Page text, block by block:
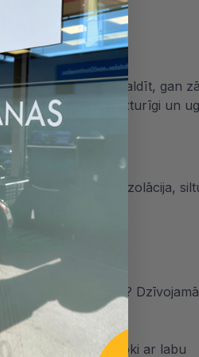
materiāls.
blokusvar gan skaldīt, gan
ēkā, turklāt tie ir izturīgi un
skaņas izolācija,
ko tieši būvējam?
atšķiras.
uzstādīšana. Bloki ar labu